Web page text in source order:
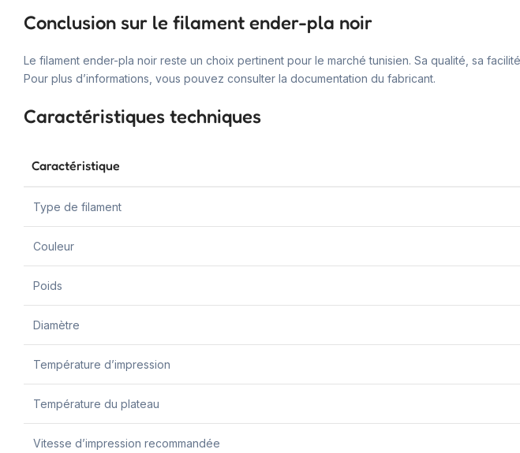
Conclusion sur le filament ender-pla noir
Le filament ender-pla noir reste un choix pertinent pour le marché tunisien. Sa qualité, sa
Pour plus d’informations, vous pouvez consulter la documentation du fabricant.
Caractéristiques techniques
Caractéristique
Type de filament
Couleur
Poids
Diamètre
Température d’impression
Température du plateau
Vitesse d’impression recommandée